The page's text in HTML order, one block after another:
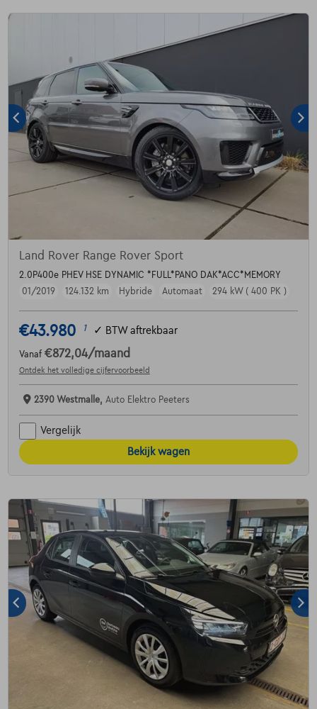
Land Rover Range Rover Sport
2.0P400e PHEV HSE DYNAMIC *FULL*PANO DAK*ACC*MEMORY
01/2019
124.132 km Hybride Automaat 294 kW ( 400 PK )
€43.980 1 ✓ BTW aftrekbaar
Vanaf €872,04/maand
Ontdek het volledige cijfervoorbeeld
2390 Westmalle, Auto Elektro Peeters
Vergelijk
Bekijk wagen